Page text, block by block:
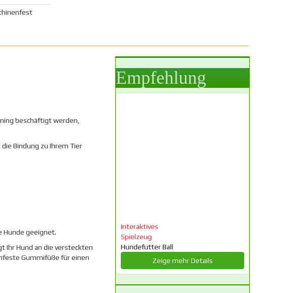
beschäftigt werden,
Bindung zu Ihrem Tier
Hunde geeignet.
Ihr Hund an die versteckten
Gummifüße für einen
Empfehlung
Interaktives
Spielzeug
Hundefutter Ball
Zeige mehr Details